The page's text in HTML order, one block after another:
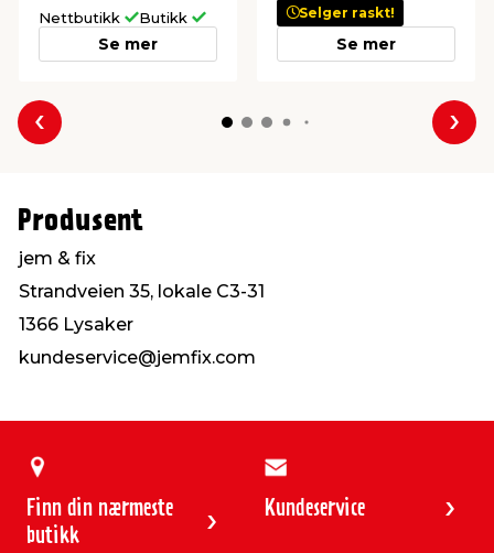
Nettbutikk Butikk
Se mer
Selger raskt!
Se mer
Forrige
Produsent
jem & fix
Strandveien 35, lokale C3-31
1366 Lysaker
kundeservice@jemfix.com
Finn din nærmeste
butikk
Kundeservice